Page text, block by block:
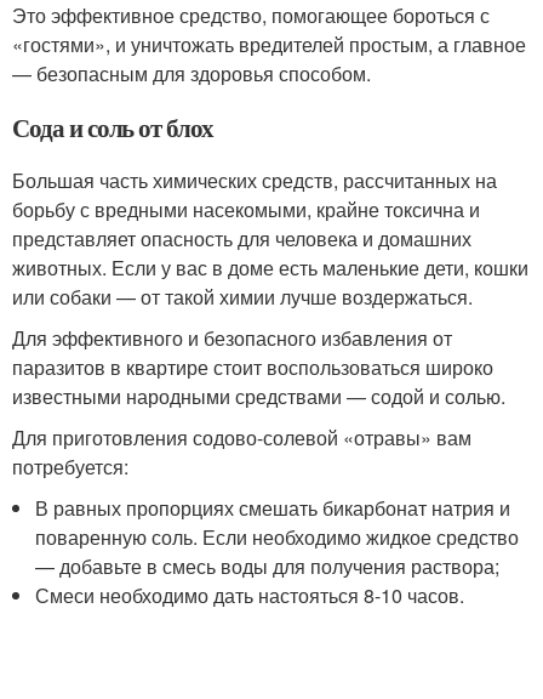
Это эффективное средство, помогающее бороться с
«гостями», и уничтожать вредителей простым, а главное
— безопасным для здоровья способом.
Сода и соль от блох
Большая часть химических средств, рассчитанных на
борьбу с вредными насекомыми, крайне токсична и
представляет опасность для человека и домашних
животных. Если у вас в доме есть маленькие дети, кошки
или собаки — от такой химии лучше воздержаться.
Для эффективного и безопасного избавления от
паразитов в квартире стоит воспользоваться широко
известными народными средствами — содой и солью.
Для приготовления содово-солевой «отравы» вам
потребуется:
В равных пропорциях смешать бикарбонат натрия и
поваренную соль. Если необходимо жидкое средство
— добавьте в смесь воды для получения раствора;
Смеси необходимо дать настояться 8-10 часов.